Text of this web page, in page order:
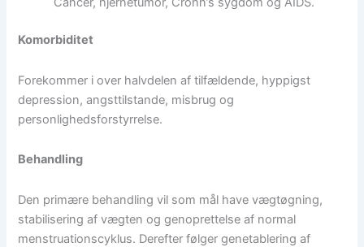
Komorbiditet
Forekommer i over halvdelen af tilfældende, hyppigst
depression, angsttilstande, misbrug og
personlighedsforstyrrelse.
Behandling
Den primære behandling vil som mål have vægtøgning,
stabilisering af vægten og genoprettelse af normal
menstruationscyklus. Derefter følger genetablering af